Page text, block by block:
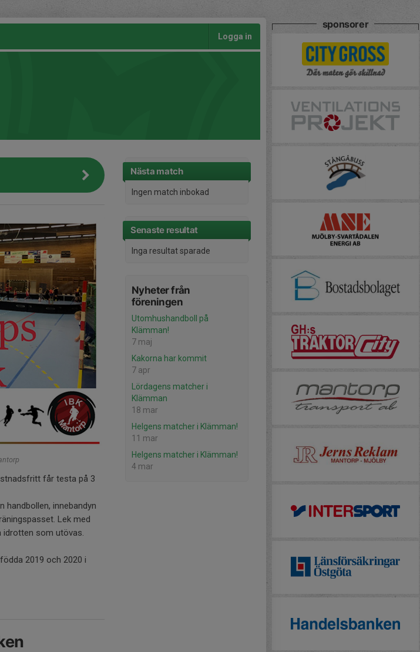
Logga in
Nästa match
Ingen match inbokad
Senaste resultat
Inga resultat sparade
Nyheter från
föreningen
Utomhushandboll på
Klämman!
7 maj
Kakorna har kommit
7 apr
Lördagens matcher i
Klämman
18 mar
Helgens matcher i Klämman!
11 mar
Helgens matcher i Klämman!
4 mar
får testa på 3
handbollen, innebandyn
Lek med
idrotten som utövas.
2019 och 2020 i
sponsorer